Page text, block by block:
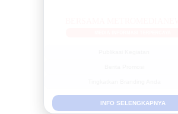
INFO SELENGKAPNYA